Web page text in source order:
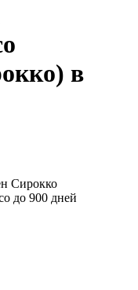
в
Сирокко
до 900 дней